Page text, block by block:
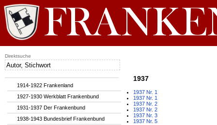
1937
1937 Nr. 1
1937 Nr. 1
1937 Nr. 2
1937 Nr. 2
1937 Nr. 3
1937 Nr. 5
1914-1922 Frankenland
1927-1930 Werkblatt Frankenbund
1931-1937 Der Frankenbund
1938-1943 Bundesbrief Frankenbund
Direktsuche